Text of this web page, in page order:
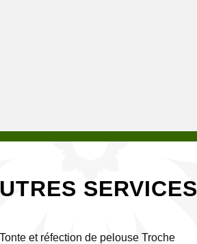
SERVICES
Tonte et réfection de pelouse Troche